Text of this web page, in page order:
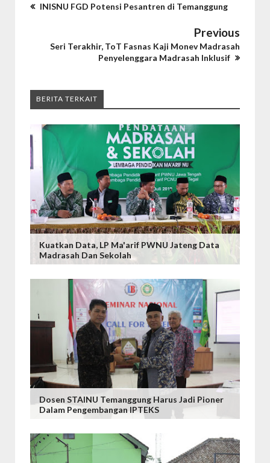
INISNU FGD Potensi Pesantren di Temanggung
Previous
Seri Terakhir, ToT Fasnas Kaji Monev Madrasah
Penyelenggara Madrasah Inklusif
BERITA TERKAIT
Kuatkan Data, LP Ma'arif PWNU Jateng Data
Madrasah Dan Sekolah
Dosen STAINU Temanggung Harus Jadi Pioner
Dalam Pengembangan IPTEKS